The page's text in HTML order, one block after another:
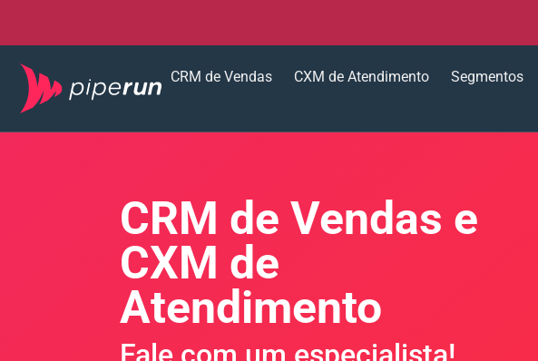
CRM de Vendas CXM de Atendimento Segmentos
CRM de Vendas e
CXM de
Atendimento